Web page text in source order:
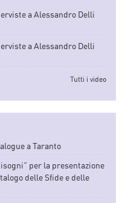
a Alessandro Delli
a Alessandro Delli
Tutti i video
a Taranto
per la presentazione
delle Sfide e delle